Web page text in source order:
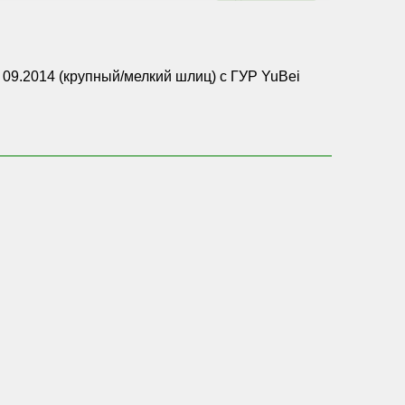
(крупный/мелкий шлиц) с ГУР YuBei